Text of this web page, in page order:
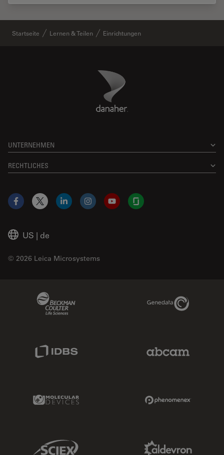
Startseite Lernen & Teilen Einrichtungen
Danaher Logo
UNTERNEHMEN
RECHTLICHES
US | de
© 2026 Leica Microsystems
Facebook
X LinkedInInstagramYouTubeGlassdoor
Genedata Link
IDBS Link
Molecular Devices Link
Sciex Link